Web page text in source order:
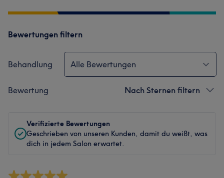
Bewertungen filtern
Behandlung Alle Bewertungen
Bewertung Nach Sternen filtern
Verifizierte Bewertungen
Geschrieben von unseren Kunden, damit du weißt, was
dich in jedem Salon erwartet.